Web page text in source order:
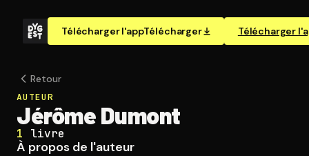
Télécharger l'appTélécharger Télécharger
Retour
AUTEUR
Jérôme Dumont
1 livre
À propos de l'auteur